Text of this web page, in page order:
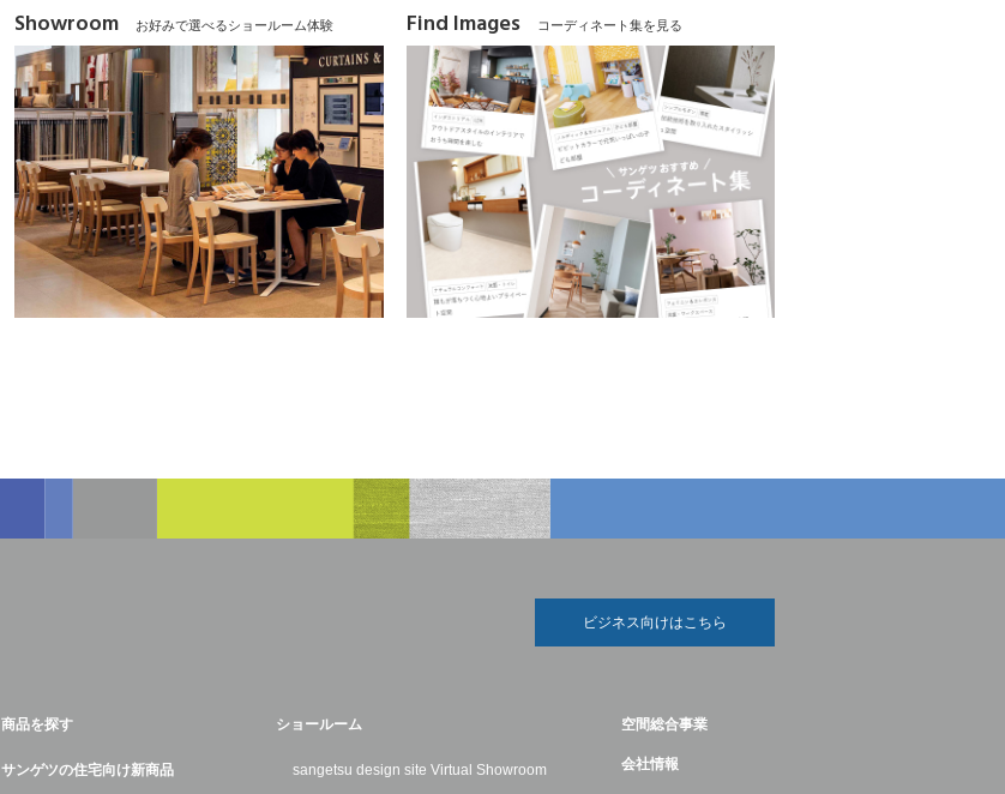
Showroom お好みで選べるショールーム体験 Find Images コーディネート集を見る
ビジネス向けはこちら
商品を探す
サンゲツの住宅向け新商品
ショールーム
sangetsu design site Virtual Showroom
空間総合事業
会社情報